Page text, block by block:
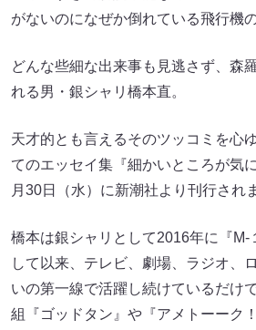
がないのになぜか倒れている飛行機
どんな些細な出来事も見逃さず、森
れる男・銀シャリ橋本直。
天才的とも言えるそのツッコミを心
てのエッセイ集『細かいところが気
月30日（水）に新潮社より刊行され
橋本は銀シャリとして2016年に『M-
して以来、テレビ、劇場、ラジオ、
いの第一線で活躍し続けているだけ
組『ゴッドタン』や『アメトーーク